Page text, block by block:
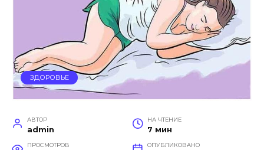
ЗДОРОВЬЕ
АВТОР
admin
НА ЧТЕНИЕ
7 мин
ПРОСМОТРОВ ОПУБЛИКОВАНО